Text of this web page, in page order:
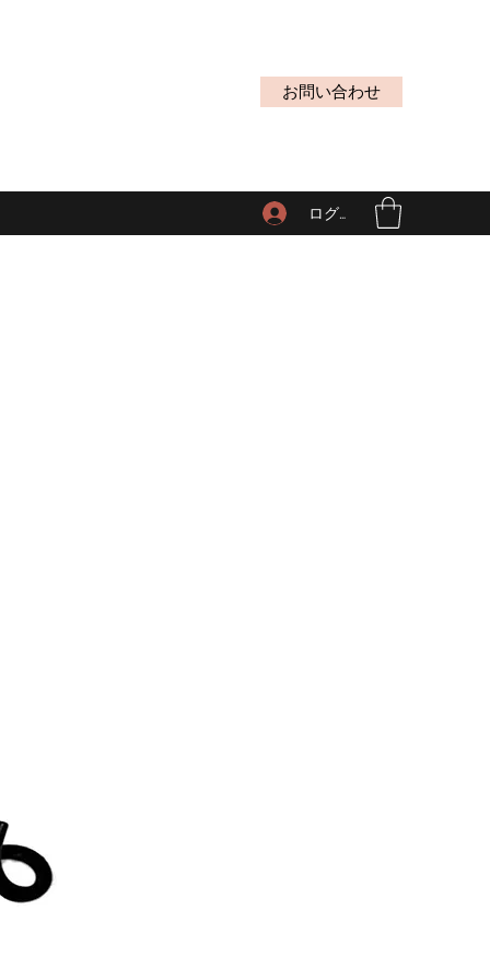
お問い合わせ
ログイン